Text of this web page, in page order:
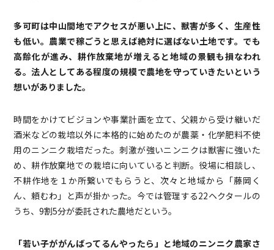
多可町は中山間地でアクセスが悪い上に、獣害が多く、生産性
も低い。農業で稼ごうと思えば絶対に選ばない土地です。でも
高齢化が進み、耕作放棄地が増えると地域の景観も損なわれ
る。法人としてある程度の規模で農地を守っていきたいという
想いがありました。
時間をかけてビジョンや事業計画を立て、父親から受け継いだ
酒米などの栽培以外に本格的に始めたのが農薬・化学肥料不使
用のニンニク栽培だった。刺激が強いニンニクは獣害に強いた
め、耕作放棄地での栽培に向いていると判断。役場に相談し、
不耕作地を１か所繋いでもらうと、次々と地域から「藤岡く
ん、頼むわ」と声が掛かった。今では管理する22ヘクタールの
うち、9割5分が委託された農地だという。
「若い子ががんばってるんやったら」と地域のニンニク農家さ